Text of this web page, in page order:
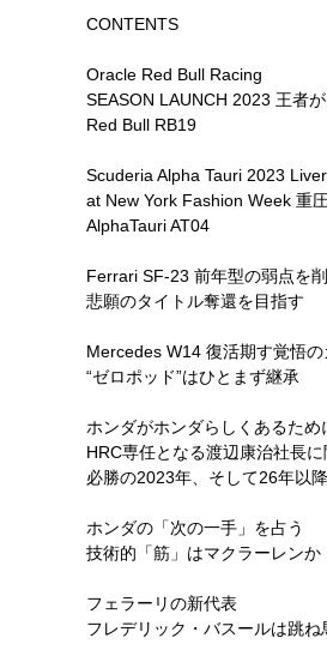
CONTENTS
Oracle Red Bull Racing
SEASON LAUNCH 2023 王者
Red Bull RB19
Scuderia Alpha Tauri 2023
at New York Fashion Week 重
AlphaTauri AT04
Ferrari SF-23 前年型の弱点を
悲願のタイトル奪還を目指す
Mercedes W14 復活期す覚悟
“ゼロポッド”はひとまず継承
ホンダがホンダらしくあるため
HRC専任となる渡辺康治社長に
必勝の2023年、そして26年以
ホンダの「次の一手」を占う
技術的「筋」はマクラーレン
フェラーリの新代表
フレデリック・バスールは跳